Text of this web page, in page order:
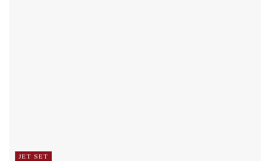
JET SET